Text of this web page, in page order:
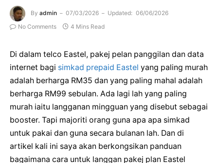
By admin 07/03/2026 Updated: 06/06/2026
No Comments
4 Mins Read
Di dalam telco Eastel, pakej pelan panggilan dan data
internet bagi simkad prepaid Eastel yang paling murah
adalah berharga RM35 dan yang paling mahal adalah
berharga RM99 sebulan. Ada lagi lah yang paling
murah iaitu langganan mingguan yang disebut sebagai
booster. Tapi majoriti orang guna apa apa simkad
untuk pakai dan guna secara bulanan lah. Dan di
artikel kali ini saya akan berkongsikan panduan
bagaimana cara untuk langgan pakej plan Eastel